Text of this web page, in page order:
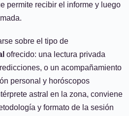
permite recibir el informe y luego
sobre el tipo de
ofrecido: una lectura privada
o un acompañamiento
personal y horóscopos
astral en la zona, conviene
y formato de la sesión